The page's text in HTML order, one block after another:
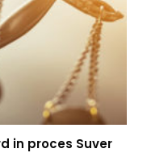
in proces Suver